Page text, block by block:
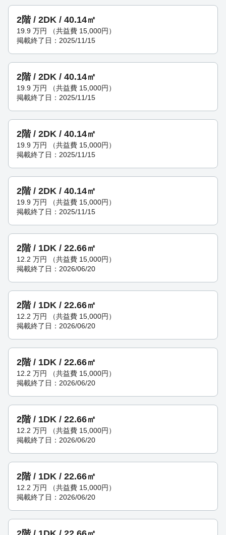
2階 / 2DK / 40.14㎡
19.9 万円
（共益費 15,000円）
掲載終了日：2025/11/15
2階 / 2DK / 40.14㎡
19.9 万円
（共益費 15,000円）
掲載終了日：2025/11/15
2階 / 2DK / 40.14㎡
19.9 万円
（共益費 15,000円）
掲載終了日：2025/11/15
2階 / 2DK / 40.14㎡
19.9 万円
（共益費 15,000円）
掲載終了日：2025/11/15
2階 / 1DK / 22.66㎡
12.2 万円
（共益費 15,000円）
掲載終了日：2026/06/20
2階 / 1DK / 22.66㎡
12.2 万円
（共益費 15,000円）
掲載終了日：2026/06/20
2階 / 1DK / 22.66㎡
12.2 万円
（共益費 15,000円）
掲載終了日：2026/06/20
2階 / 1DK / 22.66㎡
12.2 万円
（共益費 15,000円）
掲載終了日：2026/06/20
2階 / 1DK / 22.66㎡
12.2 万円
（共益費 15,000円）
掲載終了日：2026/06/20